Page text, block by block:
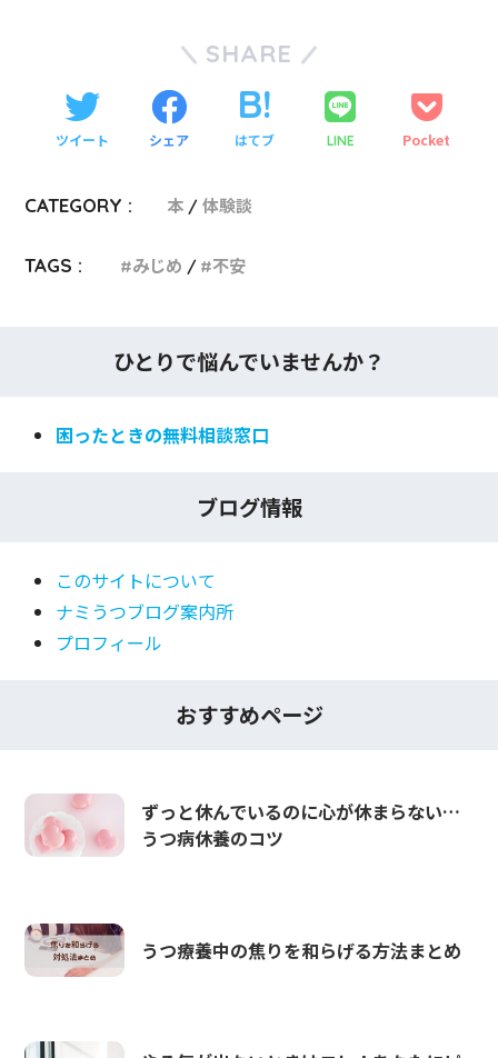
SHARE
ツイート シェア はてブ LINE Pocket
CATEGORY : 本 体験談
TAGS : みじめ 不安
ひとりで悩んでいませんか？
困ったときの無料相談窓口
ブログ情報
このサイトについて
ナミうつブログ案内所
プロフィール
おすすめページ
ずっと休んでいるのに心が休まらない…
うつ病休養のコツ
うつ療養中の焦りを和らげる方法まとめ